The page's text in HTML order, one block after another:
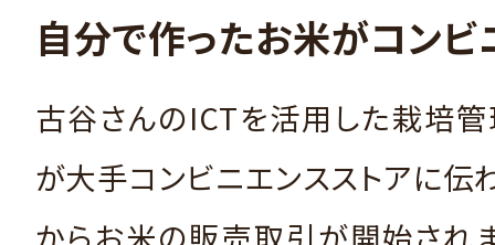
自分で作ったお米がコン
古谷さんのICTを活用した栽培
が大手コンビニエンスストアに伝
からお米の販売取引が開始され